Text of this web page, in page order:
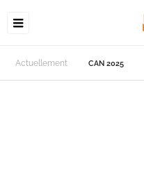
Actuellement CAN 2025